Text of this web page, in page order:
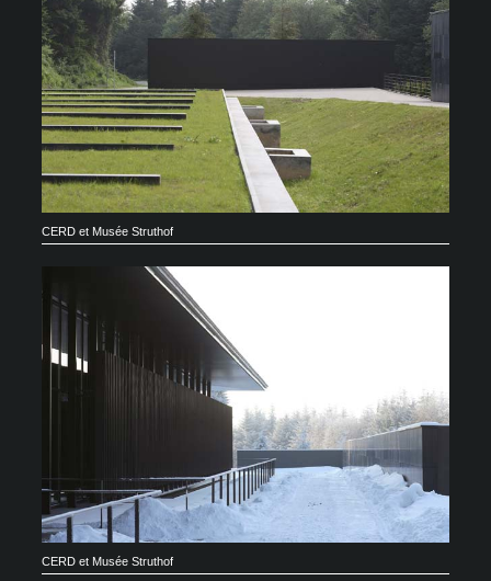
CERD et Musée Struthof
CERD et Musée Struthof